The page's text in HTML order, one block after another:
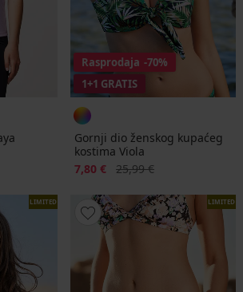
Rasprodaja -70%
1+1 GRATIS
Gornji dio ženskog kupaćeg
kostima Viola
Popust
7,80 € Prvobitna cijena
25,99 €
LIMITED LIMITED